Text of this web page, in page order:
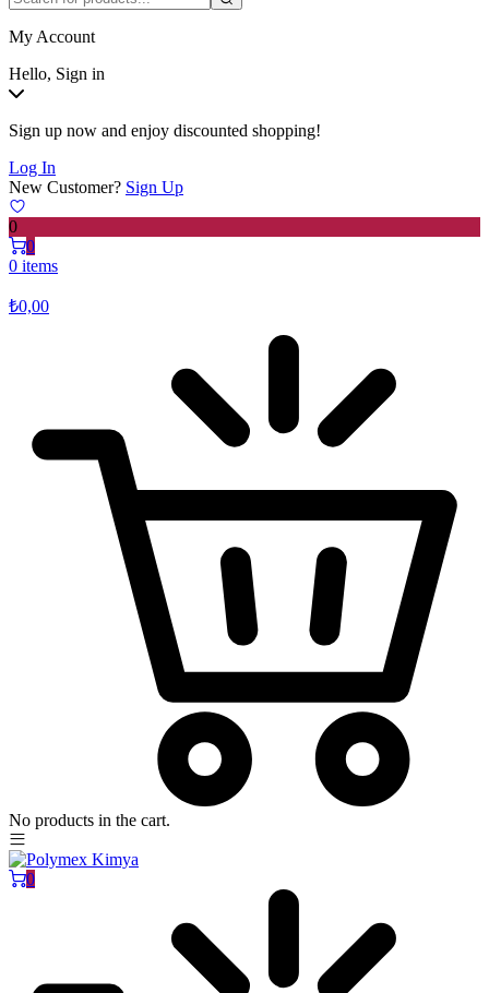
My Account
Hello, Sign in
Sign up now and enjoy discounted shopping!
Log In
New Customer? Sign Up
0
0
0 items
₺0,00
No products in the cart.
0